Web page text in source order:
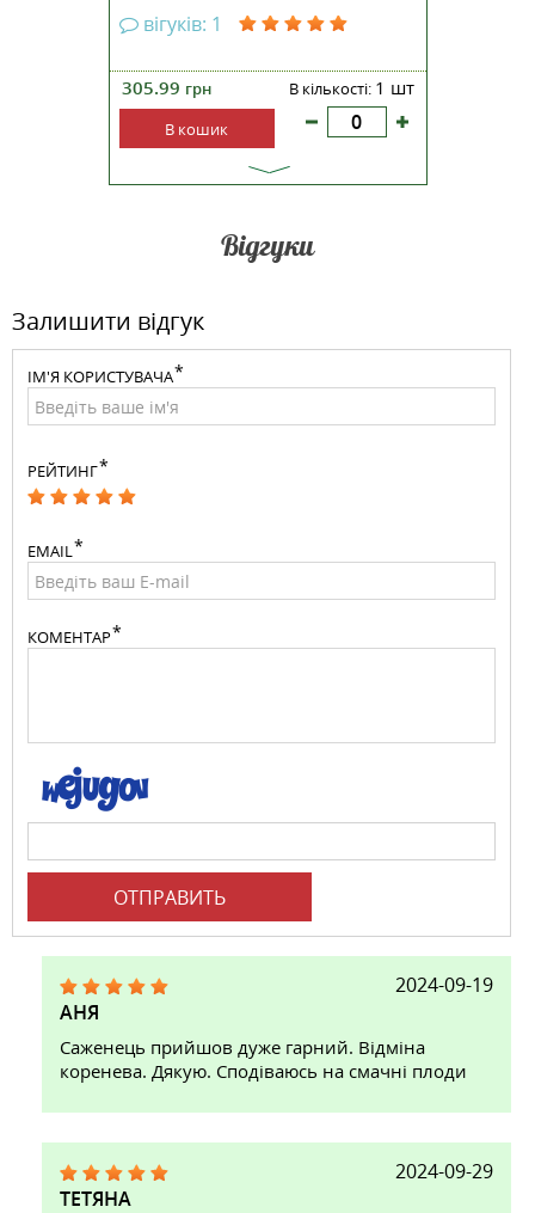
вігуків: 1
305.99 грн В кількості: 1 шт
В кошик
Відгуки
Залишити відгук
ІМ'Я КОРИСТУВАЧА
РЕЙТИНГ
EMAIL
КОМЕНТАР
ОТПРАВИТЬ
2024-09-19
АНЯ
Саженець прийшов дуже гарний. Відміна
коренева. Дякую. Сподіваюсь на смачні плоди
2024-09-29
ТЕТЯНА